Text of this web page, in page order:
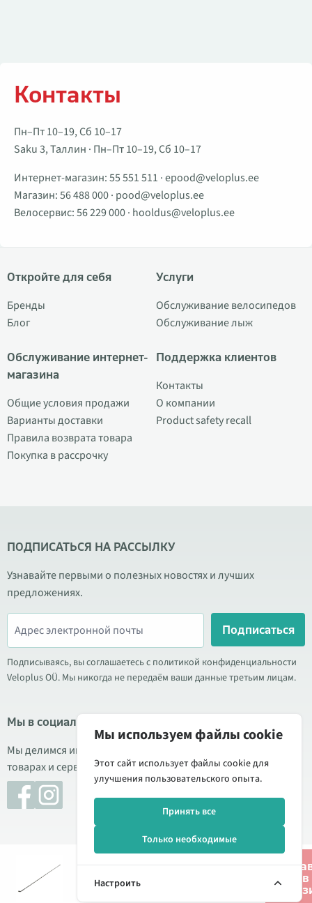
в
Контакты
Пн–Пт 10–19, Сб 10–17
Saku 3, Таллин · Пн–Пт 10–19, Сб 10–17
Интернет-магазин:55 551 511 ·epood@veloplus.ee
Магазин:56 488 000· pood@veloplus.ee
Велосервис:56 229 000· hooldus@veloplus.ee
Откройте для себя
Бренды
Блог
Обслуживание интернет-
магазина
Общие условия продажи
Варианты доставки
Правила возврата товара
Покупка в рассрочку
Услуги
Обслуживание велосипедов
Обслуживание лыж
Поддержка клиентов
Контакты
О компании
Product safety recall
ПОДПИСАТЬСЯ НА РАССЫЛКУ
Узнавайте первыми о полезных новостях и лучших
предложениях.
Подписаться
Подписываясь, вы соглашаетесь с политикой конфиденциальности
Veloplus OÜ. Мы никогда не передаём ваши данные третьим лицам.
Мы в социальных сетях
Мы делимся информацией о выгодных акциях, новых
товарах и сервисе. Иногда публикуем обзоры продукции.
© 2026 Veloplus OÜ. Все права защищены
Управление cookie
Мы используем файлы cookie
Этот сайт использует файлы cookie для
улучшения пользовательского опыта.
Принять все
Только необходимые
Настроить